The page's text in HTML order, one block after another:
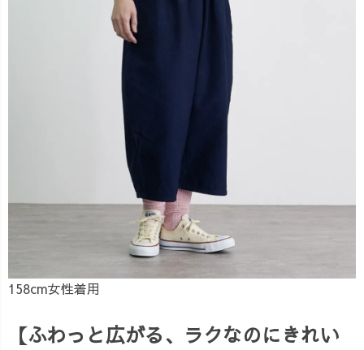
158cm女性着用
【ふわっと広がる、ラクなのにきれい